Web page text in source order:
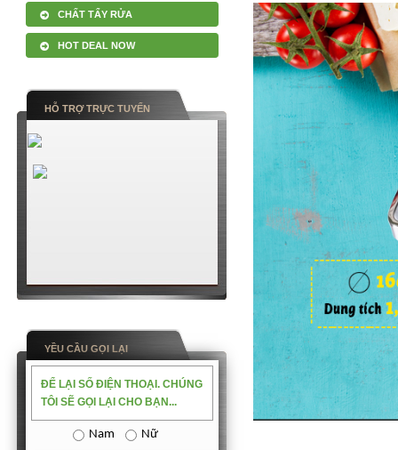
CHẤT TẨY RỬA
HOT DEAL NOW
HỖ TRỢ TRỰC TUYẾN
YỀU CẦU GỌI LẠI
ĐỂ LẠI SỐ ĐIỆN THOẠI. CHÚNG
TÔI SẼ GỌI LẠI CHO BẠN...
Nam Nữ